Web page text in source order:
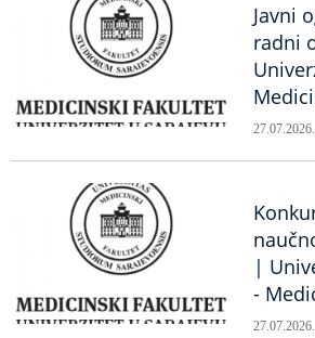
Javni
radni
27.07.2026.
|
-
27.07.2026.